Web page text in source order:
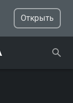
Открыть